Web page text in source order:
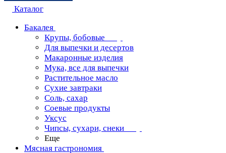
Каталог
Бакалея
Крупы, бобовые
Для выпечки и десертов
Макаронные изделия
Мука, все для выпечки
Растительное масло
Сухие завтраки
Соль, сахар
Соевые продукты
Уксус
Чипсы, сухари, снеки
Еще
Мясная гастрономия